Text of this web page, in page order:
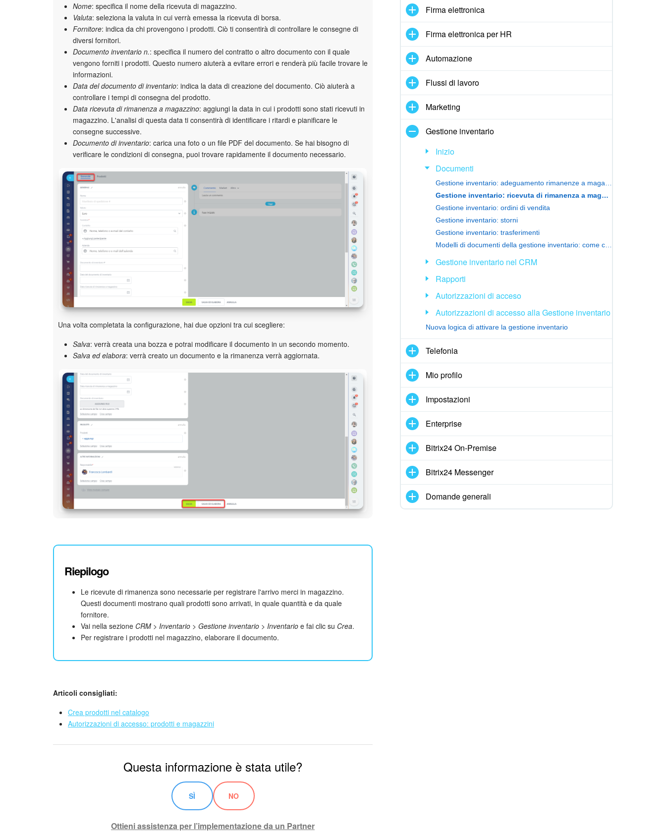
Nome: specifica il nome della ricevuta di magazzino.
Valuta: seleziona la valuta in cui verrà emessa la ricevuta di borsa.
Fornitore: indica da chi provengono i prodotti. Ciò ti consentirà di controllare le consegne di
diversi fornitori.
Documento inventario n.: specifica il numero del contratto o altro documento con il quale
vengono forniti i prodotti. Questo numero aiuterà a evitare errori e renderà più facile trovare le
informazioni.
Data del documento di inventario: indica la data di creazione del documento. Ciò aiuterà a
controllare i tempi di consegna del prodotto.
Data ricevuta di rimanenza a magazzino: aggiungi la data in cui i prodotti sono stati ricevuti in
magazzino. L'analisi di questa data ti consentirà di identificare i ritardi e pianificare le
consegne successive.
Documento di inventario: carica una foto o un file PDF del documento. Se hai bisogno di
verificare le condizioni di consegna, puoi trovare rapidamente il documento necessario.
Una volta completata la configurazione, hai due opzioni tra cui scegliere:
Salva: verrà creata una bozza e potrai modificare il documento in un secondo momento.
Salva ed elabora: verrà creato un documento e la rimanenza verrà aggiornata.
Riepilogo
Le ricevute di rimanenza sono necessarie per registrare l'arrivo merci in magazzino.
Questi documenti mostrano quali prodotti sono arrivati, in quale quantità e da quale
fornitore.
Vai nella sezione CRM > Inventario > Gestione inventario > Inventario e fai clic su Crea.
Per registrare i prodotti nel magazzino, elaborare il documento.
Articoli consigliati:
Crea prodotti nel catalogo
Autorizzazioni di accesso: prodotti e magazzini
Questa informazione è stata utile?
SÌ NO
Ottieni assistenza per l’implementazione da un Partner
Firma elettronica
Firma elettronica per HR
Automazione
Flussi di lavoro
Marketing
Gestione inventario
Inizio
Documenti
Gestione inventario: ricevuta di rimanenza a magazzino
Gestione inventario: ordini di vendita
Gestione inventario: storni
Gestione inventario: trasferimenti
Gestione inventario nel CRM
Rapporti
Autorizzazioni di acceso
Autorizzazioni di accesso alla Gestione inventario
Nuova logica di attivare la gestione inventario
Telefonia
Mio profilo
Impostazioni
Enterprise
Bitrix24 On-Premise
Bitrix24 Messenger
Domande generali